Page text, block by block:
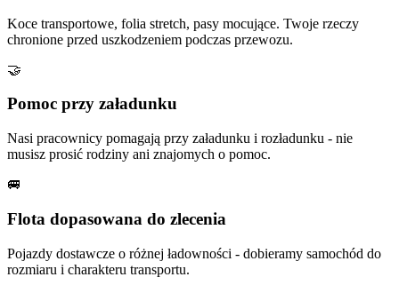
Koce transportowe, folia stretch, pasy mocujące. Twoje rzeczy
chronione przed uszkodzeniem podczas przewozu.
🤝
Pomoc przy załadunku
Nasi pracownicy pomagają przy załadunku i rozładunku - nie
musisz prosić rodziny ani znajomych o pomoc.
🚐
Flota dopasowana do zlecenia
Pojazdy dostawcze o różnej ładowności - dobieramy samochód do
rozmiaru i charakteru transportu.